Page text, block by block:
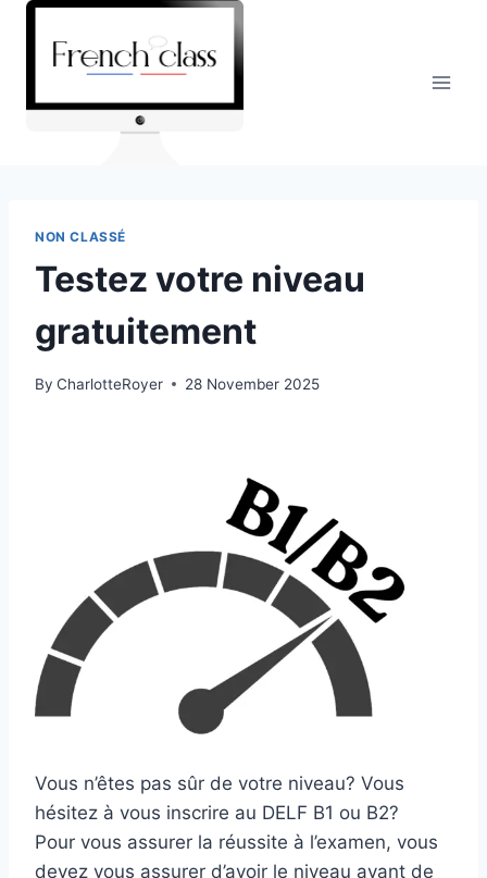
Skip
content
NON CLASSÉ
Testez votre niveau
gratuitement
By CharlotteRoyer 28 November 2025
Vous n’êtes pas sûr de votre niveau? Vous
hésitez à vous inscrire au DELF B1 ou B2?
Pour vous assurer la réussite à l’examen, vous
devez vous assurer d’avoir le niveau avant de